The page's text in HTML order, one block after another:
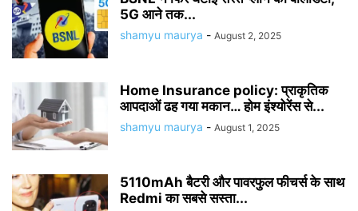
5G आने तक...
shamyu maurya - August 2, 2025
Home Insurance policy: प्राकृतिक
आपदाओं ढह गया मकान… होम इंश्योरेंस से...
shamyu maurya - August 1, 2025
5110mAh बैटरी और पावरफुल फीचर्स के साथ
Redmi का सबसे सस्ता...